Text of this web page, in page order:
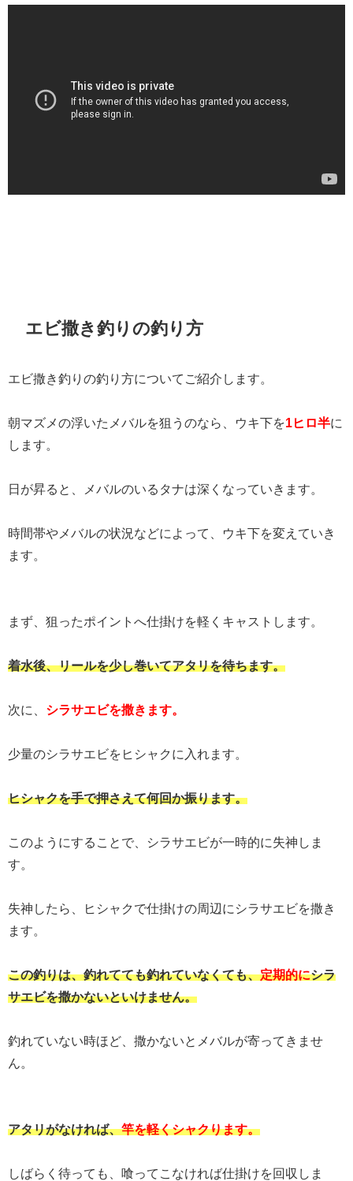
エビ撒き釣りの釣り方
エビ撒き釣りの釣り方についてご紹介します。
朝マズメの浮いたメバルを狙うのなら、ウキ下を1ヒロ半に
します。
日が昇ると、メバルのいるタナは深くなっていきます。
時間帯やメバルの状況などによって、ウキ下を変えていき
ます。
まず、狙ったポイントへ仕掛けを軽くキャストします。
着水後、リールを少し巻いてアタリを待ちます。
次に、 シラサエビを撒きます。
少量のシラサエビをヒシャクに入れます。
ヒシャクを手で押さえて何回か振ります。
このようにすることで、シラサエビが一時的に失神しま
す。
失神したら、ヒシャクで仕掛けの周辺にシラサエビを撒き
ます。
この釣りは、釣れてても釣れていなくても、定期的にシラ
サエビを撒かないといけません。
釣れていない時ほど、撒かないとメバルが寄ってきませ
ん。
アタリがなければ、竿を軽くシャクります。
しばらく待っても、喰ってこなければ仕掛けを回収しま